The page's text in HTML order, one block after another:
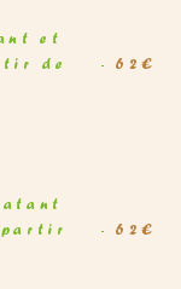
et
de
62€
62€